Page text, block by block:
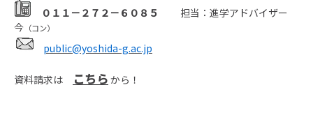
０１１－２７２－６０８５ 担当：進学アドバイザー
今 （コン）
public@yoshida-g.ac.jp
資料請求は こちら から！